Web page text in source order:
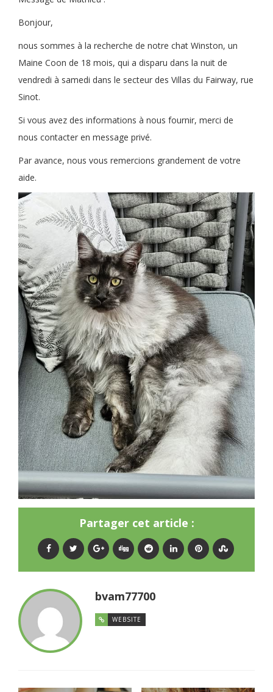
Bonjour,
nous sommes à la recherche de notre chat Winston, un
Maine Coon de 18 mois, qui a disparu dans la nuit de
vendredi à samedi dans le secteur des Villas du Fairway, rue
Sinot.
Si vous avez des informations à nous fournir, merci de
nous contacter en message privé.
Par avance, nous vous remercions grandement de votre
aide.
Partager cet article :
bvam77700
WEBSITE